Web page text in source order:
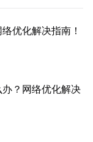
优化解决指南！
？网络优化解决